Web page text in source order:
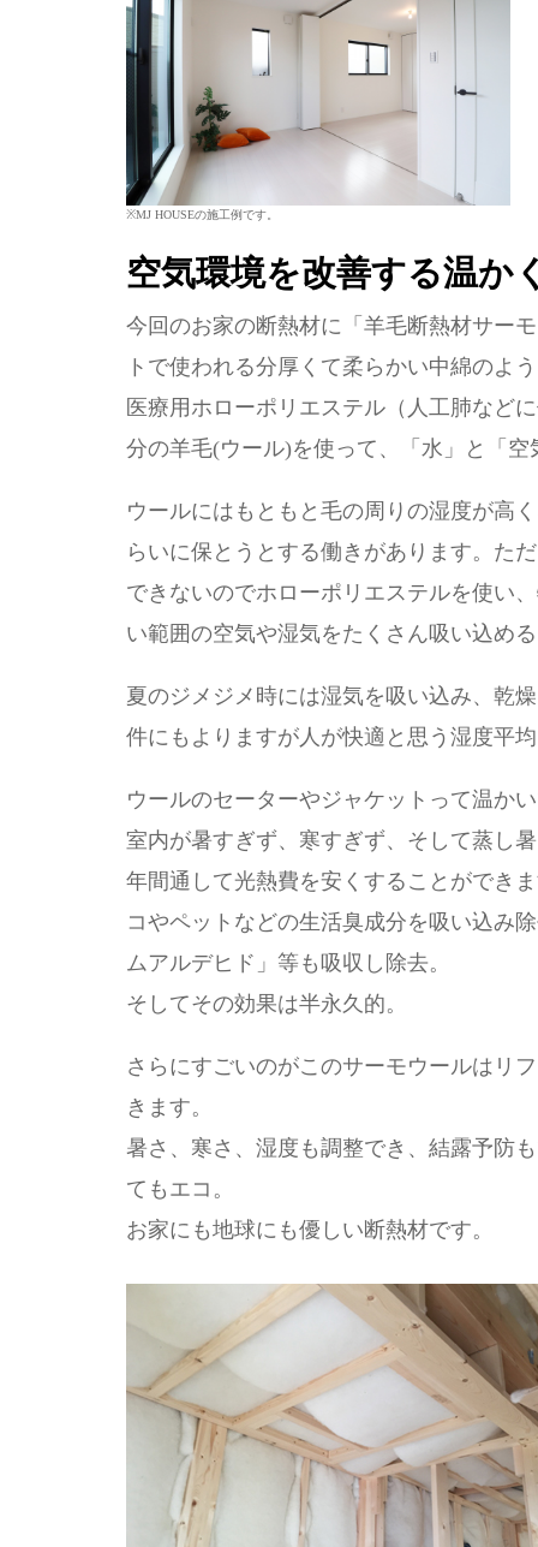
※MJ HOUSEの施工例です。
空気環境を改善する温か
今回のお家の断熱材に「羊毛断熱材サー
トで使われる分厚くて柔らかい中綿のよ
医療用ホローポリエステル（人工肺など
分の羊毛(ウール)を使って、「水」と「
ウールにはもともと毛の周りの湿度が高
らいに保とうとする働きがあります。た
できないのでホローポリエステルを使い
い範囲の空気や湿気をたくさん吸い込め
夏のジメジメ時には湿気を吸い込み、乾
件にもよりますが人が快適と思う湿度平
ウールのセーターやジャケットって温か
室内が暑すぎず、寒すぎず、そして蒸し
年間通して光熱費を安くすることができ
コやペットなどの生活臭成分を吸い込み
ムアルデヒド」等も吸収し除去。
そしてその効果は半永久的。
さらにすごいのがこのサーモウールはリ
きます。
暑さ、寒さ、湿度も調整でき、結露予防
てもエコ。
お家にも地球にも優しい断熱材です。